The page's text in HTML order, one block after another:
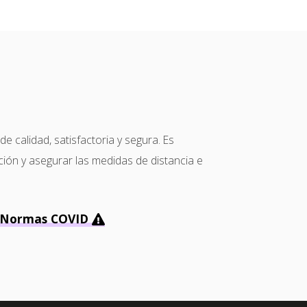
calidad, satisfactoria y segura. Es
y asegurar las medidas de distancia e
Normas COVID